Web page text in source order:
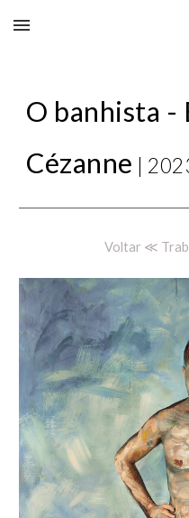
Skip to main content
O banhista -
Cézanne | 20
Voltar ≪